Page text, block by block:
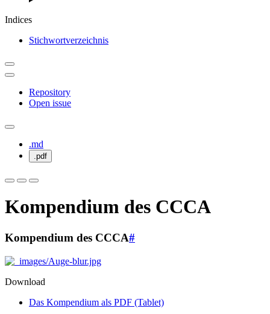
Indices
Stichwortverzeichnis
Repository
Open issue
.md
.pdf
Kompendium des CCCA
Kompendium des CCCA#
Download
Das Kompendium als PDF (Tablet)